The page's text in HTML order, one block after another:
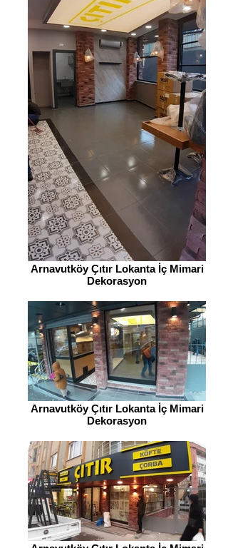
Arnavutköy Çıtır Lokanta İç Mimari
Dekorasyon
Arnavutköy Çıtır Lokanta İç Mimari
Dekorasyon